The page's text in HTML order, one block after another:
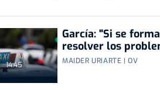
14:45
García: "Si se
resolver los
MAIDER URIARTE | OV